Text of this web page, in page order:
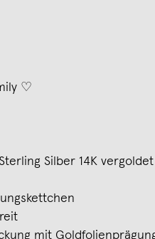
♡
Silber 14K vergoldet
mit